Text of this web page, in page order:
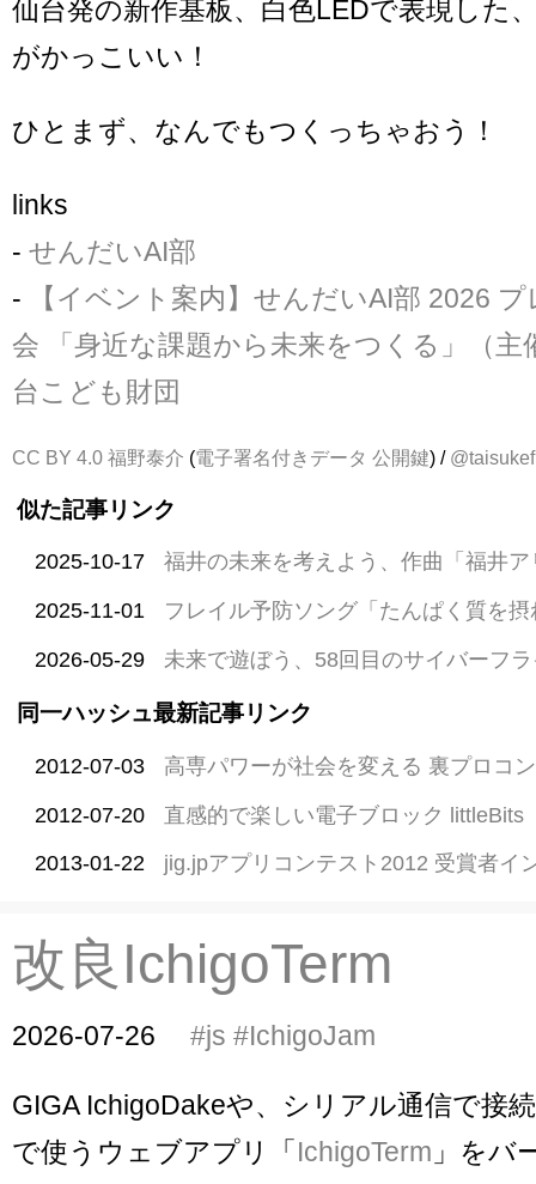
仙台発の新作基板、白色LEDで表現した
がかっこいい！
ひとまず、なんでもつくっちゃおう！
links
- せんだいAI部
-
【イベント案内】せんだいAI部 2026
会 「身近な課題から未来をつくる」（主
台こども財団
CC BY 4.0 福野泰介 (電子署名付きデータ 公開鍵) / @taisukef
似た記事リンク
2025-10-17 福井の未来を考えよう、作曲「福井
2025-11-01 フレイル予防ソング「たんぱく質を
2026-05-29 未来で遊ぼう、58回目のサイバーフ
同一ハッシュ最新記事リンク
2012-07-03 高専パワーが社会を変える 裏プロコ
2012-07-20 直感的で楽しい電子ブロック littleBits
2013-01-22 jig.jpアプリコンテスト2012 受賞者イ
改良IchigoTerm
2026-07-26 #js #IchigoJam
GIGA IchigoDakeや、シリアル通信で接
で使うウェブアプリ「IchigoTerm 」をバ